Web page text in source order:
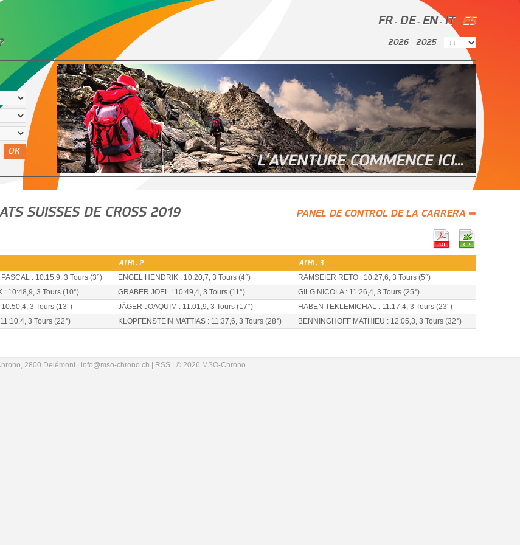
FR- DE- EN- IT - ES
2026 2025
OK
PANEL DE CONTROL DE LA CARRERA ➡
SUISSES DE CROSS 2019
ATHL. 2 ATHL. 3
: 10:15,9, 3 Tours (3°) ENGEL HENDRIK : 10:20,7, 3 Tours (4°)
RAMSEIER RETO : 10:27,6, 3 Tours (5°)
: 10:48,9, 3 Tours (10°) GRABER JOEL : 10:49,4, 3 Tours (11°)
GILG NICOLA : 11:26,4, 3 Tours (25°)
3 Tours (13°) JÄGER JOAQUIM : 11:01,9, 3 Tours (17°)
HABEN TEKLEMICHAL : 11:17,4, 3 Tours (23°)
3 Tours (22°) KLOPFENSTEIN MATTIAS : 11:37,6, 3 Tours (28°) BENNINGHOFF MATHIEU : 12:05,3, 3 Tours (32°)
2800 Delémont | info@mso-chrono.ch RSS | © 2026 MSO-Chrono